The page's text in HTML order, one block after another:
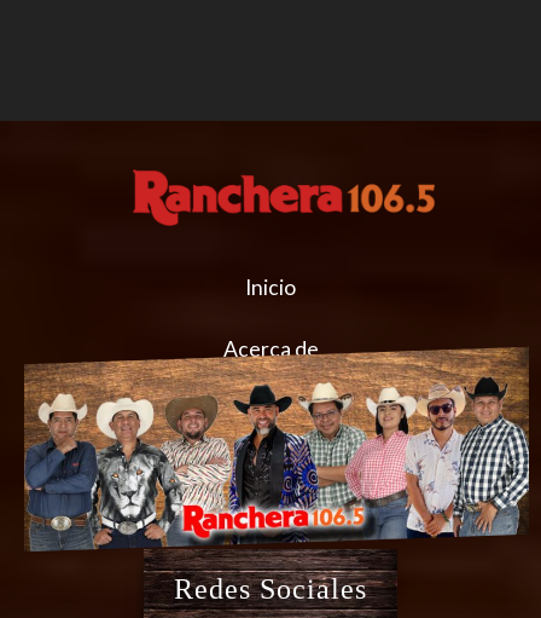
Inicio
Acerca de
Redes Sociales